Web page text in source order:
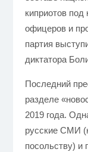
киприотов
офицеров и
партия
диктатора
Последний
разделе
2019 года.
русские СМИ
посольству) и